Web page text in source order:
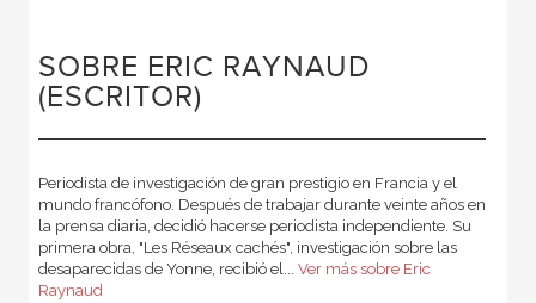
SOBRE ERIC RAYNAUD
(ESCRITOR)
Periodista de investigación de gran prestigio en Francia y el
mundo francófono. Después de trabajar durante veinte años en
la prensa diaria, decidió hacerse periodista independiente. Su
primera obra, "Les Réseaux cachés", investigación sobre las
desaparecidas de Yonne, recibió el... Ver más sobre Eric
Raynaud